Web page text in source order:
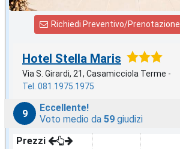
Richiedi Preventivo/Prenotazione
Hotel Stella Maris
Via S. Girardi, 21, Casamicciola Terme -
Tel. 081.1975.1975
9
Eccellente!
Voto medio da 59 giudizi
Prezzi